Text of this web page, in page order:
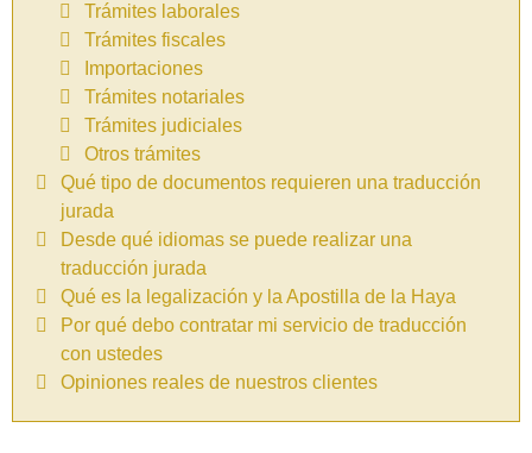
Trámites laborales
Trámites fiscales
Importaciones
Trámites notariales
Trámites judiciales
Otros trámites
Qué tipo de documentos requieren una traducción
jurada
Desde qué idiomas se puede realizar una
traducción jurada
Qué es la legalización y la Apostilla de la Haya
Por qué debo contratar mi servicio de traducción
con ustedes
Opiniones reales de nuestros clientes